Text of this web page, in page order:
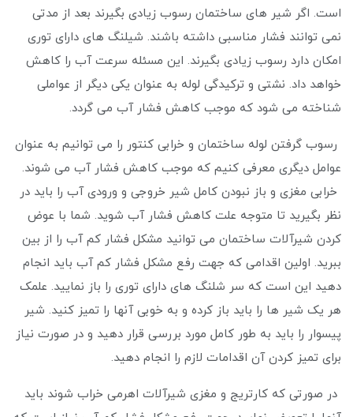
است. اگر شیر های ساختمان رسوب زیادی بگیرند بعد از مدتی
نمی توانند فشار مناسبی داشته باشند. شیلنگ های دارای توری
امکان دارد رسوب زیادی بگیرند. این مسئله سرعت آب را کاهش
خواهد داد. نشتی و ترکیدگی لوله به عنوان یکی دیگر از عواملی
شناخته می شود که موجب کاهش فشار آب می گردد.
رسوب گرفتن لوله ساختمان و خرابی کنتور را می توانیم به عنوان
عوامل دیگری معرفی کنیم که موجب کاهش فشار آب می شوند.
خرابی مغزی و باز نبودن کامل شیر خروجی و ورودی آب را باید در
نظر بگیرید تا متوجه علت کاهش فشار آب شوید. شما با عوض
کردن شیرآلات ساختمان می ‌توانید مشکل فشار کم آب را از بین
ببرید. اولین اقدامی که جهت رفع مشکل فشار کم آب باید انجام
دهید این است که سر شلنگ های دارای توری را باز نمایید. علمک
هر یک شیر ها را باید باز کرده و به خوبی آنها را تمیز کنید. شیر
پیسوار را باید به طور کامل مورد بررسی قرار دهید و در صورت نیاز
برای تمیز کردن آن اقدامات لازم را انجام دهید.
در صورتی که کارتریج و مغزی شیرآلات اهرمی خراب شوند باید